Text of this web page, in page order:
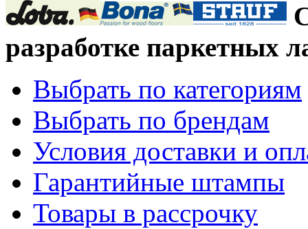
разработке паркетных
Выбрать по категориям
Выбрать по брендам
Условия доставки и
Гарантийные штампы
Товары в рассрочку